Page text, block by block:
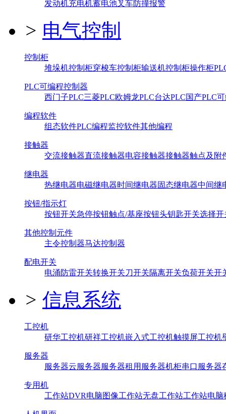
发动机充电机蓄电池叉车防撞报警
> 电气控制
控制柜
堆垛机控制柜穿梭车控制柜输送机控制柜操作柜
PLC可编程控制器
西门子PLC三菱PLC欧姆龙PLC台达PLC国产PLC
编程软件
组态软件PLC编程监控软件其他编程
接触器
交流接触器直流接触器电容接触器接触器触点及附
继电器
热继电器电磁继电器时间继电器固态继电器中间继
按钮/指示灯
按钮开关急停按钮触点/基座按钮头钥匙开关选择开
其他控制元件
主令控制器马达控制器
配电开关
电涌防雷开关转换开关刀开关隔离开关负荷开关开
> 信息系统
工控机
研华工控机研祥工控机嵌入式工控机触摸屏工控机
服务器
服务器云服务器服务器租用 服务器机柜串口服务器
专用机
工作站DVR电脑图像工作站无盘工作站工作站电脑